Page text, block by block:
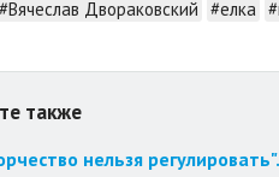
#Вячеслав Двораковский #елка
также
нельзя